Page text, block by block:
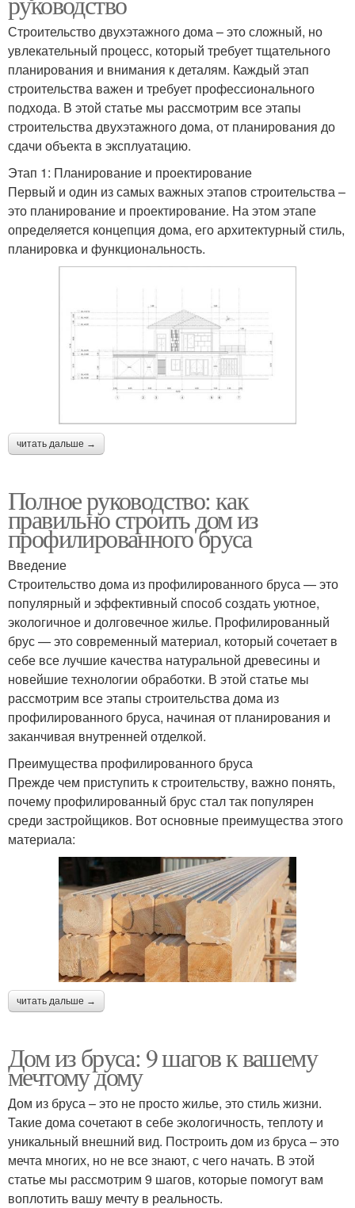
Строительство двухэтажного дома – это сложный, но
увлекательный процесс, который требует тщательного
планирования и внимания к деталям. Каждый этап
строительства важен и требует профессионального
подхода. В этой статье мы рассмотрим все этапы
строительства двухэтажного дома, от планирования до
сдачи объекта в эксплуатацию.
Этап 1: Планирование и проектирование
Первый и один из самых важных этапов строительства –
это планирование и проектирование. На этом этапе
определяется концепция дома, его архитектурный стиль,
планировка и функциональность.
читать дальше →
Полное руководство: как
правильно строить дом из
профилированного бруса
Введение
Строительство дома из профилированного бруса — это
популярный и эффективный способ создать уютное,
экологичное и долговечное жилье. Профилированный
брус — это современный материал, который сочетает в
себе все лучшие качества натуральной древесины и
новейшие технологии обработки. В этой статье мы
рассмотрим все этапы строительства дома из
профилированного бруса, начиная от планирования и
заканчивая внутренней отделкой.
Преимущества профилированного бруса
Прежде чем приступить к строительству, важно понять,
почему профилированный брус стал так популярен
среди застройщиков. Вот основные преимущества этого
материала:
читать дальше →
Дом из бруса: 9 шагов к вашему
мечтому дому
Дом из бруса – это не просто жилье, это стиль жизни.
Такие дома сочетают в себе экологичность, теплоту и
уникальный внешний вид. Построить дом из бруса – это
мечта многих, но не все знают, с чего начать. В этой
статье мы рассмотрим 9 шагов, которые помогут вам
воплотить вашу мечту в реальность.